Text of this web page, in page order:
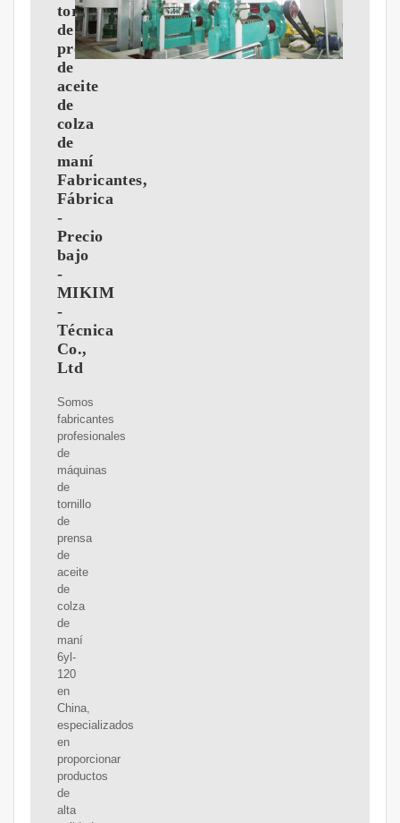
tornillo
de
prensa
de
aceite
de
colza
de
maní
Fabricantes,
Fábrica
-
Precio
bajo
-
MIKIM
-
Técnica
Co.,
Ltd
Somos
fabricantes
profesionales
de
máquinas
de
tornillo
de
prensa
de
aceite
de
colza
de
maní
6yl-
120
en
China,
especializados
en
proporcionar
productos
de
alta